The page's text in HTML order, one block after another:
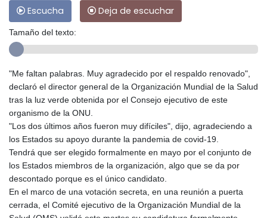
Escucha Deja de escuchar
Tamaño del texto:
"Me faltan palabras. Muy agradecido por el respaldo renovado",
declaró el director general de la Organización Mundial de la Salud
tras la luz verde obtenida por el Consejo ejecutivo de este
organismo de la ONU.
"Los dos últimos años fueron muy difíciles", dijo, agradeciendo a
los Estados su apoyo durante la pandemia de covid-19.
Tendrá que ser elegido formalmente en mayo por el conjunto de
los Estados miembros de la organización, algo que se da por
descontado porque es el único candidato.
En el marco de una votación secreta, en una reunión a puerta
cerrada, el Comité ejecutivo de la Organización Mundial de la